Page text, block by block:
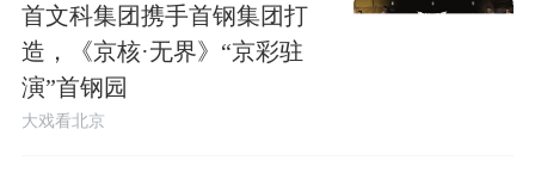
首文科集团携手首钢集团打
造，《京核·无界》“京彩驻
演”首钢园
大戏看北京